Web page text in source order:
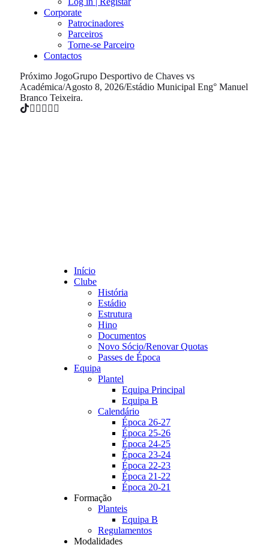
Corporate
Patrocinadores
Parceiros
Torne-se Parceiro
Contactos
Próximo JogoGrupo Desportivo de Chaves vs
Académica/Agosto 8, 2026/Estádio Municipal Eng° Manuel
Branco Teixeira.
Início
Clube
História
Estádio
Estrutura
Hino
Documentos
Novo Sócio/Renovar Quotas
Passes de Época
Equipa
Plantel
Equipa Principal
Equipa B
Calendário
Época 26-27
Época 25-26
Época 24-25
Época 23-24
Época 22-23
Época 21-22
Época 20-21
Formação
Planteis
Equipa B
Regulamentos
Modalidades